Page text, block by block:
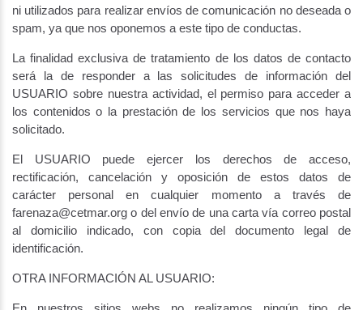
ni utilizados para realizar envíos de comunicación no deseada o
spam, ya que nos oponemos a este tipo de conductas.
La finalidad exclusiva de tratamiento de los datos de contacto
será la de responder a las solicitudes de información del
USUARIO sobre nuestra actividad, el permiso para acceder a
los contenidos o la prestación de los servicios que nos haya
solicitado.
El USUARIO puede ejercer los derechos de acceso,
rectificación, cancelación y oposición de estos datos de
carácter personal en cualquier momento a través de
farenaza@cetmar.org o del envío de una carta vía correo postal
al domicilio indicado, con copia del documento legal de
identificación.
OTRA INFORMACIÓN AL USUARIO: